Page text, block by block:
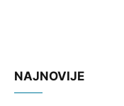
NAJNOVIJE